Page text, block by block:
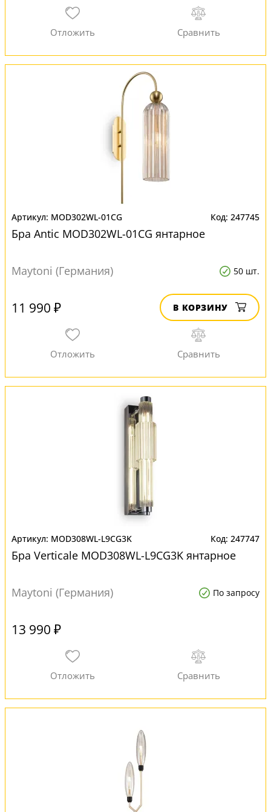
MOD302WL-01CG 247745
Бра Antic MOD302WL-01CG янтарное
Maytoni (Германия) 50 шт.
11 990 ₽ В КОРЗИНУ
MOD308WL-L9CG3K 247747
Бра Verticale MOD308WL-L9CG3K янтарное
Maytoni (Германия) По запросу
13 990 ₽